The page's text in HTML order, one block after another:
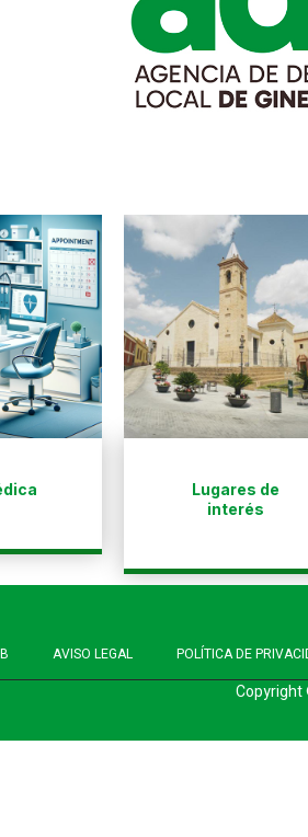
Lugares de
interés
AVISO LEGAL POLÍTICA DE
Copyright